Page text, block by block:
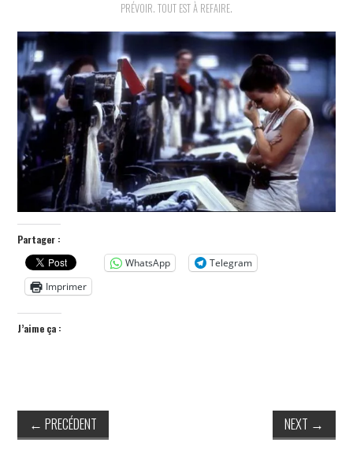
POLITIQUE
HISTOIRE
CULTURE
SPORT
PRÉVOIR. TOUT EST À REFAIRE.
Partager :
WhatsApp
Telegram
Imprimer
J’aime ça :
← PRECÉDENT NEXT →